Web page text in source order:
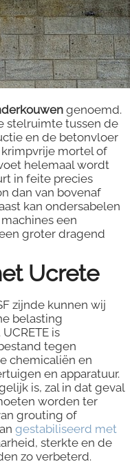
genoemd.
stelruimte tussen de
en de betonvloer
mortel of
helemaal wordt
in feite precies
dan van bovenaf
kan ondersabelen
een
groter dragend
Ucrete
zijnde kunnen wij
belasting
is
tegen
chemicaliën en
en apparatuur.
is, zal in dat geval
worden ter
grouting of
gestabiliseerd met
sterkte en de
zo verbeterd.